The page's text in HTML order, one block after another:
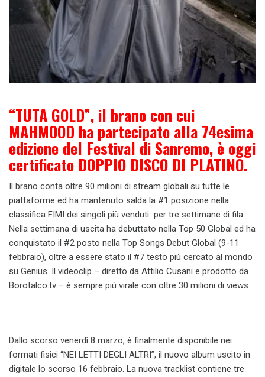
“TUTA GOLD”, il brano con cui
MAHMOOD ha partecipato alla 74esima
edizione del Festival di Sanremo, è oggi
certificato DOPPIO DISCO DI PLATINO.
Il brano conta oltre 90 milioni di stream globali su tutte le
piattaforme ed ha mantenuto salda la #1 posizione nella
classifica FIMI dei singoli più venduti per tre settimane di fila.
Nella settimana di uscita ha debuttato nella Top 50 Global ed ha
conquistato il #2 posto nella Top Songs Debut Global (9-11
febbraio), oltre a essere stato il #7 testo più cercato al mondo
su Genius. Il videoclip – diretto da Attilio Cusani e prodotto da
Borotalco.tv – è sempre più virale con oltre 30 milioni di views.
Dallo scorso venerdì 8 marzo, è finalmente disponibile nei
formati fisici “NEI LETTI DEGLI ALTRI”, il nuovo album uscito in
digitale lo scorso 16 febbraio. La nuova tracklist contiene tre